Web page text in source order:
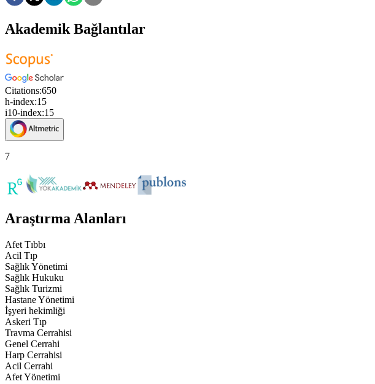
Akademik Bağlantılar
Citations:650
h-index:15
i10-index:15
7
Araştırma Alanları
Afet Tıbbı
Acil Tıp
Sağlık Yönetimi
Sağlık Hukuku
Sağlık Turizmi
Hastane Yönetimi
İşyeri hekimliği
Askeri Tıp
Travma Cerrahisi
Genel Cerrahi
Harp Cerrahisi
Acil Cerrahi
Afet Yönetimi